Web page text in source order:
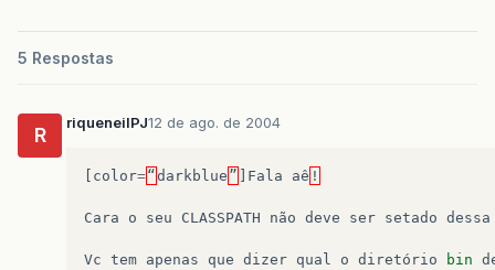
5 Respostas
R
riqueneilPJ12 de ago. de 2004
color=“ darkblue ” Fala aê !
Cara o seu CLASSPATH não deve ser setado dessa
Vc tem apenas que dizer qual o diretório bin